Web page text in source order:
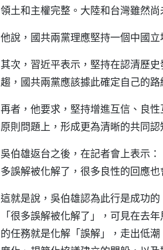
領土和主權完整。大陸和台灣雖然
他說，國共兩黨理應堅持一個中國
其次，習近平表示，堅持在認清歷
趨，國共兩黨應該據此確定自己的
再者，他要求，堅持增進互信、良
原則問題上，形成更為清晰的共同認
吳伯雄返台之後，在記者會上表示
多誤解被化解了，很多良性的回應也
這就是說，吳伯雄認為此行是成功
「很多誤解被化解了」，可見在去
的任務就是化解「誤解」，走出低